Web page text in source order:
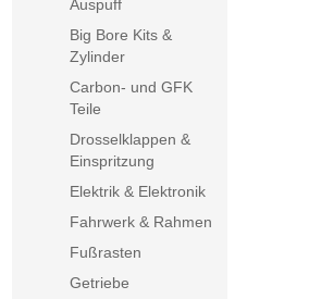
Auspuff
Big Bore Kits &
Zylinder
Carbon- und GFK
Teile
Drosselklappen &
Einspritzung
Elektrik & Elektronik
Fahrwerk & Rahmen
Fußrasten
Getriebe